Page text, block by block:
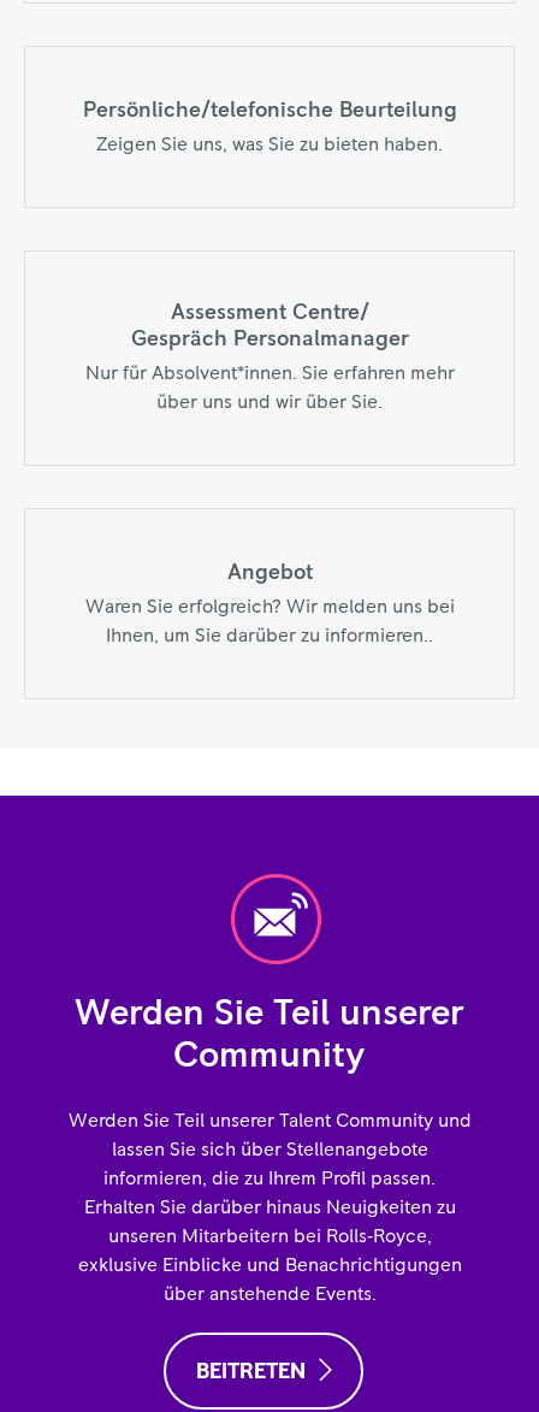
Persönliche/telefonische Beurteilung
Zeigen Sie uns, was Sie zu bieten haben.
Assessment Centre/
Gespräch Personalmanager
Nur für Absolvent*innen. Sie erfahren mehr
über uns und wir über Sie.
Angebot
Waren Sie erfolgreich? Wir melden uns bei
Ihnen, um Sie darüber zu informieren..
Werden Sie Teil unserer
Community
Werden Sie Teil unserer Talent Community und
lassen Sie sich über Stellenangebote
informieren, die zu Ihrem Profil passen.
Erhalten Sie darüber hinaus Neuigkeiten zu
unseren Mitarbeitern bei Rolls‑Royce,
exklusive Einblicke und Benachrichtigungen
über anstehende Events.
BEITRETEN